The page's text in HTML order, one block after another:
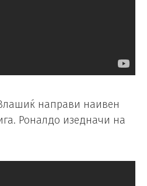
направи наивен
Роналдо изедначи на